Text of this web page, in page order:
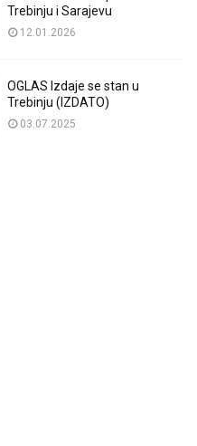
Trebinju i Sarajevu
12.01.2026
OGLAS Izdaje se stan u
Trebinju (IZDATO)
03.07.2025